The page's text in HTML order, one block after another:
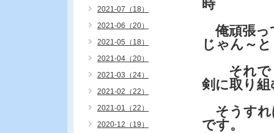
時
俺頑張っ
じゃん～と
それで
剣に取り組
そうすれ
です。
2021-07（18）
2021-06（20）
2021-05（18）
2021-04（20）
2021-03（24）
2021-02（22）
2021-01（22）
2020-12（19）